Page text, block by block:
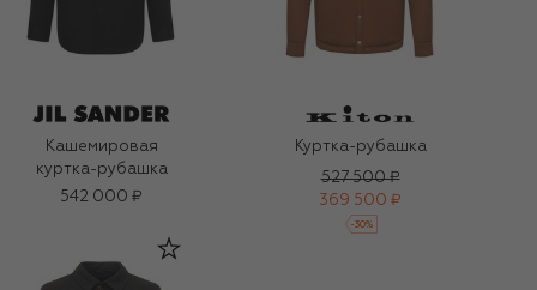
Кашемировая
куртка-рубашка
542 000 ₽
Куртка-рубашка
527 500 ₽
369 500 ₽
-30%